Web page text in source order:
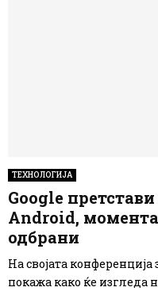
ТЕХНОЛОГИЈА
Google
Android,
одбрани
На својата
покажа како ќе изгледа